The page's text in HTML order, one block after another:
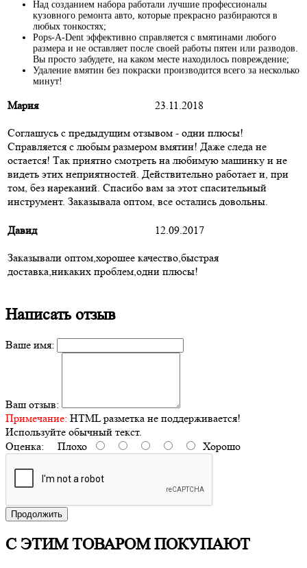
Над созданием набора работали лучшие профессионалы
кузовного ремонта авто, которые прекрасно разбираются в
любых тонкостях;
Pops-A-Dent эффективно справляется с вмятинами любого
размера и не оставляет после своей работы пятен или разводов.
Вы просто забудете, на каком месте находилось повреждение;
Удаление вмятин без покраски производится всего за несколько
минут!
Мария 23.11.2018
Соглашусь с предыдущим отзывом - одни плюсы!
Справляется с любым размером вмятин! Даже следа не
остается! Так приятно смотреть на любимую машинку и не
видеть этих неприятностей. Действительно работает и, при
том, без нареканий. Спасибо вам за этот спасительный
инструмент. Заказывала оптом, все остались довольны.
Давид 12.09.2017
Заказывали оптом,хорошее качество,быстрая
доставка,никаких проблем,одни плюсы!
Написать отзыв
Ваше имя:
Ваш отзыв:
Примечание: HTML разметка не поддерживается!
Используйте обычный текст.
Оценка: Плохо Хорошо
Продолжить
С ЭТИМ ТОВАРОМ ПОКУПАЮТ